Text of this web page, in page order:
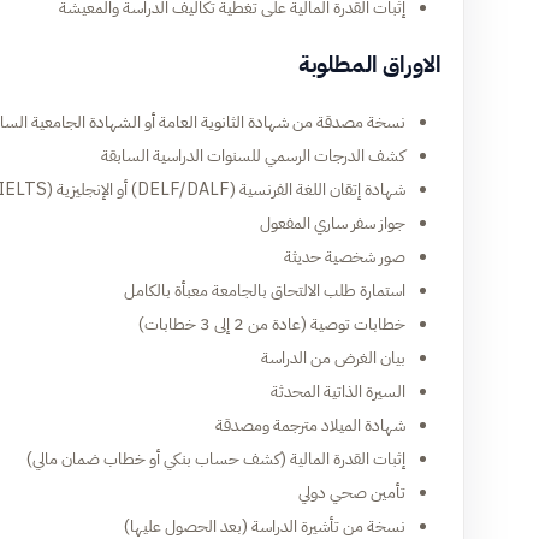
إثبات القدرة المالية على تغطية تكاليف الدراسة والمعيشة
الاوراق المطلوبة
نسخة مصدقة من شهادة الثانوية العامة أو الشهادة الجامعية
كشف الدرجات الرسمي للسنوات الدراسية السابقة
شهادة إتقان اللغة الفرنسية (DELF/DALF) أو الإنجليزية (TOEFL/IELTS) حسب لغة الدراسة
جواز سفر ساري المفعول
صور شخصية حديثة
استمارة طلب الالتحاق بالجامعة معبأة بالكامل
خطابات توصية (عادة من 2 إلى 3 خطابات)
بيان الغرض من الدراسة
السيرة الذاتية المحدثة
شهادة الميلاد مترجمة ومصدقة
إثبات القدرة المالية (كشف حساب بنكي أو خطاب ضمان مالي)
تأمين صحي دولي
نسخة من تأشيرة الدراسة (بعد الحصول عليها)